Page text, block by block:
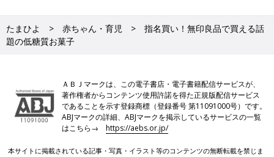
たまひよ 赤ちゃん・育児
指名買い！無印良品で買える話
題の低糖質お菓子
ＡＢＪマークは、この電子書店・電子書籍配信サービスが、
著作権者からコンテンツ使用許諾を得た正規版配信サービス
であることを示す登録商標（登録番号 第11091000号）です。
ABJマークの詳細、ABJマークを掲示しているサービスの一覧
はこちら→https://aebs.or.jp/
本サイトに掲載されている記事・写真・イラスト等のコンテンツの無断転載を禁じま